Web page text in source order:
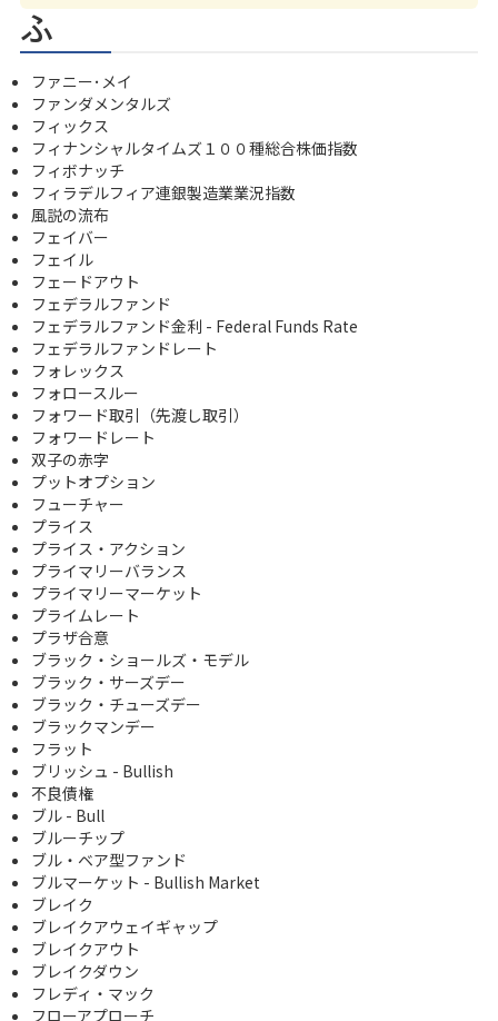
ふ
ファニー･メイ
ファンダメンタルズ
フィックス
フィナンシャルタイムズ１００種総合株価指数
フィボナッチ
フィラデルフィア連銀製造業業況指数
風説の流布
フェイバー
フェイル
フェードアウト
フェデラルファンド
フェデラルファンド金利 - Federal Funds Rate
フェデラルファンドレート
フォレックス
フォロースルー
フォワード取引（先渡し取引）
フォワードレート
双子の赤字
プットオプション
フューチャー
プライス
プライス・アクション
プライマリーバランス
プライマリーマーケット
プライムレート
プラザ合意
ブラック・ショールズ・モデル
ブラック・サーズデー
ブラック・チューズデー
ブラックマンデー
フラット
ブリッシュ - Bullish
不良債権
ブル - Bull
ブルーチップ
ブル・ベア型ファンド
ブルマーケット - Bullish Market
ブレイク
ブレイクアウェイギャップ
ブレイクアウト
ブレイクダウン
フレディ・マック
フローアプローチ